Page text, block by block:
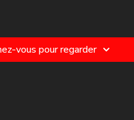
vous pour regarder